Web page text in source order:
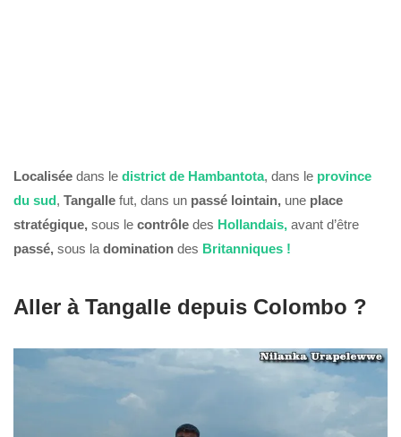
Localisée dans le district de Hambantota, dans le province
du sud, Tangalle fut, dans un passé lointain, une place
stratégique, sous le contrôle des Hollandais, avant d’être
passé, sous la domination des Britanniques !
Aller à Tangalle depuis Colombo ?